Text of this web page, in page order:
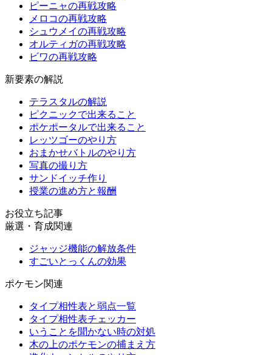
ピーニャの再戦攻略
メロコの再戦攻略
シュウメイの再戦攻略
オルティガの再戦攻略
ビワの再戦攻略
新要素の解説
テラスタルの解説
ピクニックで出来ること
ポケポータルで出来ること
レッツゴーのやり方
おまかせバトルのやり方
写真の撮り方
サンドイッチ作り
授業の進め方と報酬
お役立ち記事
厳選・育成関連
ジャッジ機能の解放条件
すごいとっくんの効果
ポケモン関連
タイプ相性表と弱点一覧
タイプ相性表チェッカー
いうことを聞かない時の対処
木の上のポケモンの捕まえ方